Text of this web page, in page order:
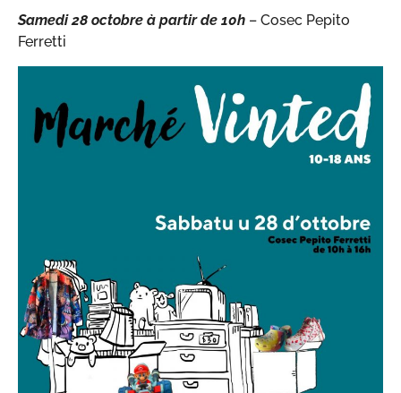
Samedi 28 octobre à partir de 10h – Cosec Pepito
Ferretti